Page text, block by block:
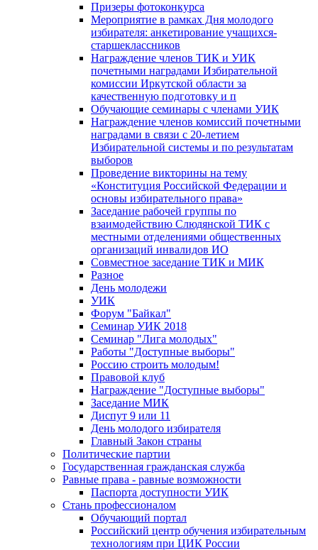
Призеры фотоконкурса
Мероприятие в рамках Дня молодого
избирателя: анкетирование учащихся-
старшеклассников
Награждение членов ТИК и УИК
почетными наградами Избирательной
комиссии Иркутской области за
качественную подготовку и п
Обучающие семинары с членами УИК
Награждение членов комиссий почетными
наградами в связи с 20-летием
Избирательной системы и по результатам
выборов
Проведение викторины на тему
«Конституция Российской Федерации и
основы избирательного права»
Заседание рабочей группы по
взаимодействию Слюдянской ТИК с
местными отделениями общественных
организаций инвалидов ИО
Совместное заседание ТИК и МИК
Разное
День молодежи
УИК
Форум "Байкал"
Семинар УИК 2018
Семинар "Лига молодых"
Работы "Доступные выборы"
Россию строить молодым!
Правовой клуб
Награждение "Доступные выборы"
Заседание МИК
Диспут 9 или 11
День молодого избирателя
Главный Закон страны
Политические партии
Государственная гражданская служба
Равные права - равные возможности
Паспорта доступности УИК
Стань профессионалом
Обучающий портал
Российский центр обучения избирательным
технологиям при ЦИК России